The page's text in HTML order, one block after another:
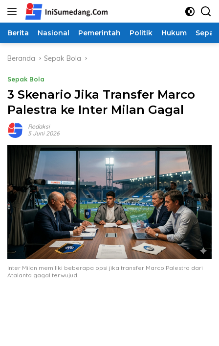
Langsung
Berita Nasional Pemerintah Politik Hukum
Beranda Sepak Bola
Sepak Bola
3 Skenario Jika Transfer Marco
Palestra ke Inter Milan Gagal
Redaksi
5 Juni 2026
Inter Milan memiliki beberapa opsi jika transfer Marco Palestra dari
Atalanta gagal terwujud.